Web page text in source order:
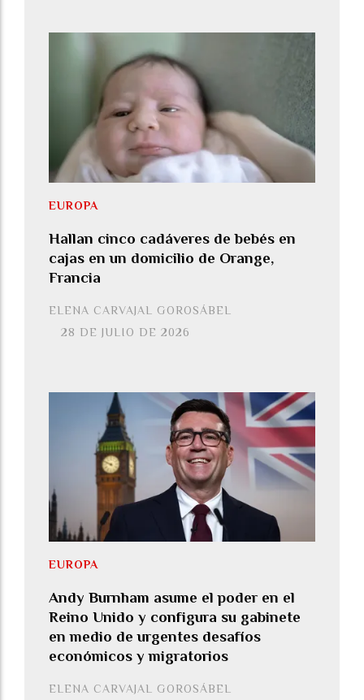
Hallan cinco cadáveres de bebés en
cajas en un domicilio de Orange,
Francia
ELENA CARVAJAL GOROSÁBEL
EUROPA
28 DE JULIO DE 2026
Andy Burnham asume el poder en el
Reino Unido y configura su gabinete
en medio de urgentes desafíos
económicos y migratorios
ELENA CARVAJAL GOROSÁBEL
EUROPA